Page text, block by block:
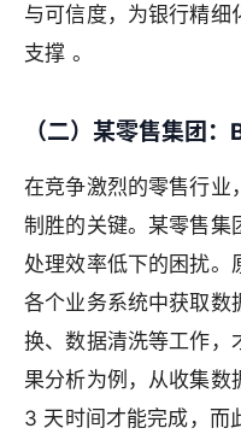
与可信度，为银行精细
支撑 。
（二）某零售集团
在竞争激烈的零售行业
制胜的关键。某零售集
处理效率低下的困扰。
各个业务系统中获取数
换、数据清洗等工作，
果分析为例，从收集数
3 天时间才能完成，而